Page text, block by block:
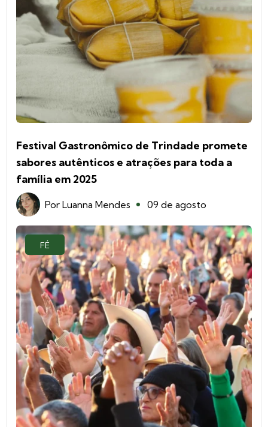
Festival Gastronômico de Trindade promete
sabores autênticos e atrações para toda a
família em 2025
Por Luanna Mendes 09 de agosto
FÉ